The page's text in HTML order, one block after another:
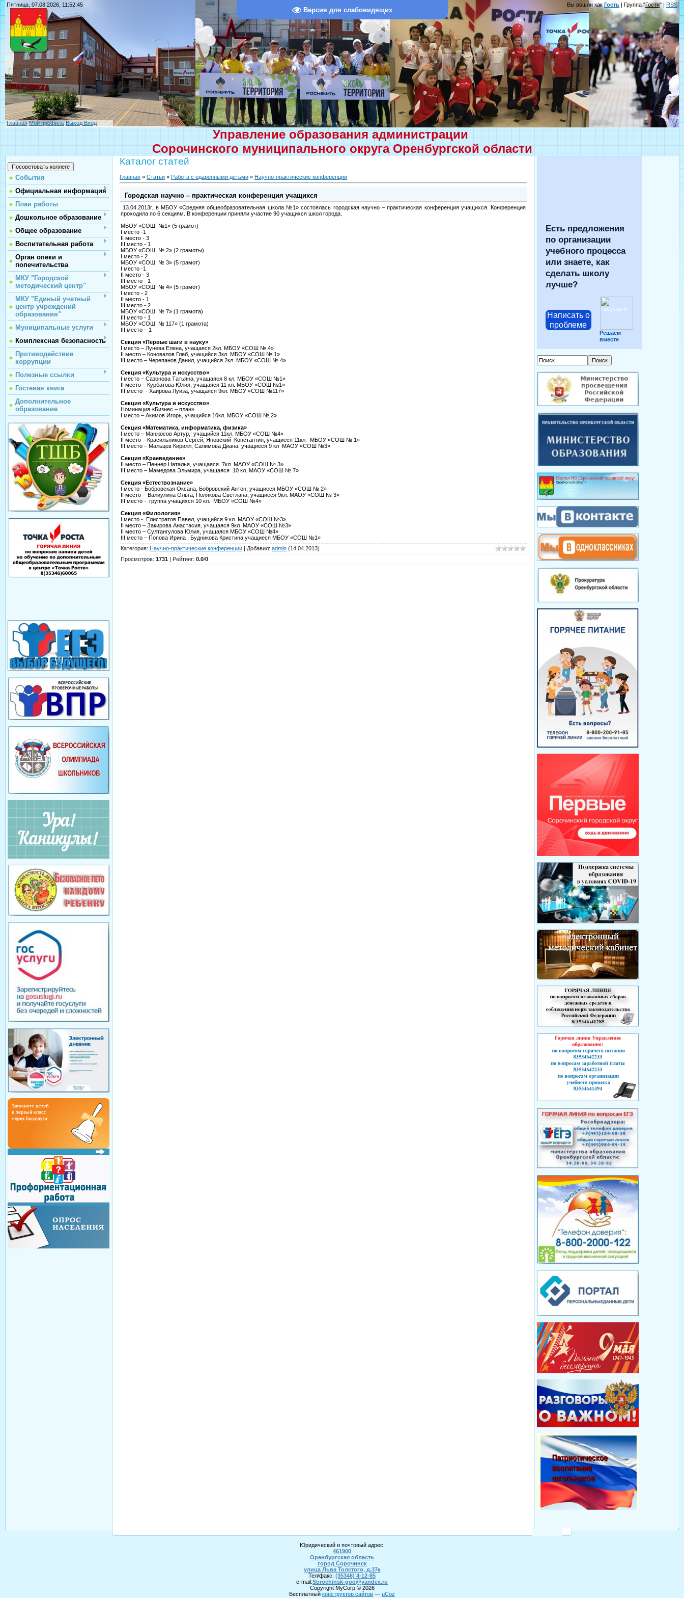
Версия для слабовидящих
Пятница, 07.08.2026, 11:52:45 Вы вошли какГость | Группа "Гости" | RSS
Главная Мой профиль Выход Вход
Управление образования администрации
Сорочинского муниципального округа Оренбургской области
События
Официальная информация
План работы
Дошкольное образование
Общее образование
Воспитательная работа
Орган опеки и
попечительства
МКУ "Городской
методический центр"
МКУ "Единый учетный
центр учреждений
образования"
Муниципальные услуги
Комплексная безопасность
Противодействие
коррупции
Полезные ссылки
Гостевая книга
Дополнительное
образование
Каталог статей
Главная » Статьи » Работа с одаренными детьми » Научно-практические конференции
Городская научно – практическая конференция учащихся
13.04.2013г. в МБОУ «Средняя общеобразовательная школа №1» состоялась городская научно – практическая конференция учащихся. Конференция
проходила по 6 секциям. В конференции приняли участие 90 учащихся школ города.
МБОУ «СОШ №1» (5 грамот)
I место -1
II место - 3
III место - 1
МБОУ «СОШ № 2» (2 грамоты)
I место - 2
МБОУ «СОШ № 3» (5 грамот)
I место -1
II место - 3
III место - 1
МБОУ «СОШ № 4» (5 грамот)
I место - 2
II место - 1
III место - 2
МБОУ «СОШ № 7» (1 грамота)
III место - 1
МБОУ «СОШ № 117» (1 грамота)
III место – 1
Секция «Первые шаги в науку»
I место – Лунева Елена, учащаяся 2кл. МБОУ «СОШ № 4»
II место – Коновалов Глеб, учащийся 3кл. МБОУ «СОШ № 1»
III место – Черепанов Данил, учащийся 2кл. МБОУ «СОШ № 4»
Секция «Культура и искусство»
I место – Сазонова Татьяна, учащаяся 8 кл. МБОУ «СОШ №1»
II место – Курбатова Юлия, учащаяся 11 кл. МБОУ «СОШ №1»
III место - Хаирова Луиза, учащаяся 9кл. МБОУ «СОШ №117»
Секция «Культура и искусство»
Номинация «Бизнес – план»
I место – Акимов Игорь, учащийся 10кл. МБОУ «СОШ № 2»
Секция «Математика, информатика, физика»
I место – Манжосов Артур, учащийся 11кл. МБОУ «СОШ №4»
II место – Красильников Сергей, Яновский Константин, учащиеся 11кл. МБОУ «СОШ № 1»
III место – Мальцев Кирилл, Салимова Диана, учащиеся 9 кл МАОУ «СОШ №3»
Секция «Краеведение»
II место – Пеннер Наталья, учащаяся 7кл. МАОУ «СОШ № 3»
III место – Мамедова Эльмира, учащаяся 10 кл. МАОУ «СОШ № 7»
Секция «Естествознание»
I место - Бобровская Оксана, Бобровский Антон, учащиеся МБОУ «СОШ № 2»
II место - Валиулина Ольга, Полякова Светлана, учащиеся 9кл. МАОУ «СОШ № 3»
III место - группа учащихся 10 кл. МБОУ «СОШ №4»
Секция «Филология»
I место - Елистратов Павел, учащийся 9 кл МАОУ «СОШ №3»
II место – Закирова Анастасия, учащаяся 9кл МАОУ «СОШ №3»
II место – Султангулова Юлия, учащаяся МБОУ «СОШ №4»
III место – Попова Ирина , Будникова Кристина учащиеся МБОУ «СОШ №1»
Категория: Научно-практические конференции | Добавил: admin (14.04.2013)
Просмотров: 1731 | Рейтинг: 0.0/0
Есть предложения
по организации
учебного процесса
или знаете, как
сделать школу
лучше?
Написать о
проблеме
Решаем
вместе
Юридический и почтовый адрес:
461900
Оренбургская область
город Сорочинск
улица Льва Толстого, д.37к
Тел/факс: (35346) 4-12-85
e-mail:Sorochinsk-goo@yandex.ru
Copyright MyCorp © 2026
Бесплатный конструктор сайтов — uCoz